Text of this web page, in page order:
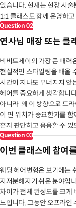
있습니다. 현재는 현장 시
1:1 클래스도 함께 운영하
Question 02
연사님 매장 또는 클
비비드제이의 가장 큰 매력
현실적인 스타일링을 배울
시간이 지나도 무너지지 않
헤어를 중요하게 생각합니
아니라, 왜 이 방향으로 드
이 핀 위치가 중요한지를
혼자 판단하고 응용할 수
Question 03
이번 클래스에 참여
웨딩 헤어변형은 보기에는
지저분해지기 쉬운 분야입
차이가 전체 완성도를 크게
느낍니다. 그동안 오프라인